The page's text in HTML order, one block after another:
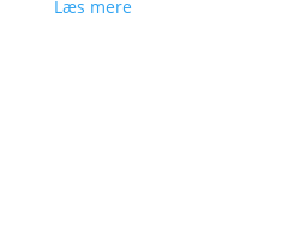
Læs mere